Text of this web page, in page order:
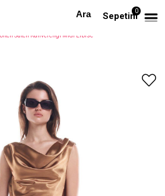
Sepetim0
Saten Kahverengi Midi Elbise